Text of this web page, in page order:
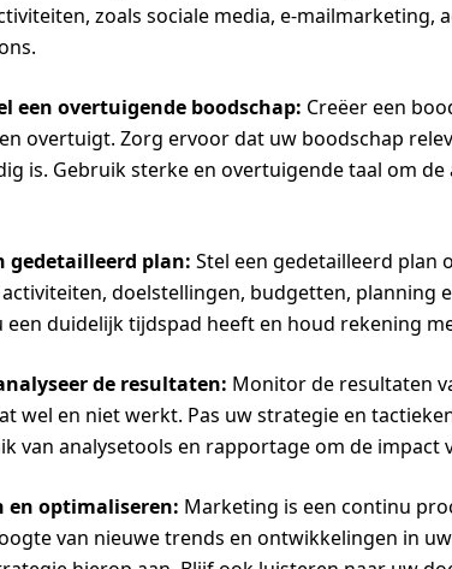
zoals sociale media, e-mailmarketing,
een overtuigende boodschap: Creëer een
overtuigt. Zorg ervoor dat uw boodschap
is. Gebruik sterke en overtuigende taal om
gedetailleerd plan: Stel een gedetailleerd plan
doelstellingen, budgetten, planning
een duidelijk tijdspad heeft en houd rekening
de resultaten: Monitor de resultaten
wel en niet werkt. Pas uw strategie en
van analysetools en rapportage om de impact
en optimaliseren: Marketing is een continu
van nieuwe trends en ontwikkelingen in